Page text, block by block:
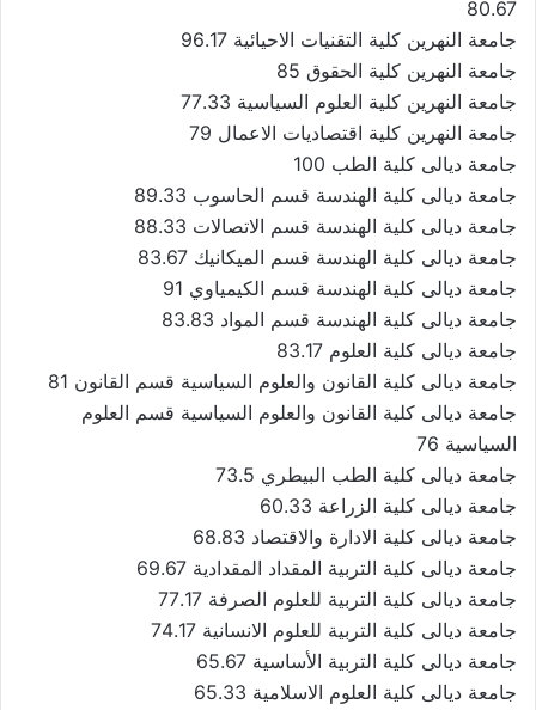
80.67
جامعة النهرين كلية التقنيات الاحيائية 96.17
جامعة النهرين كلية الحقوق 85
جامعة النهرين كلية العلوم السياسية 77.33
جامعة النهرين كلية اقتصاديات الاعمال 79
جامعة ديالى كلية الطب 100
جامعة ديالى كلية الهندسة قسم الحاسوب 89.33
جامعة ديالى كلية الهندسة قسم الاتصالات 88.33
جامعة ديالى كلية الهندسة قسم الميكانيك 83.67
جامعة ديالى كلية الهندسة قسم الكيمياوي 91
جامعة ديالى كلية الهندسة قسم المواد 83.83
جامعة ديالى كلية العلوم 83.17
جامعة ديالى كلية القانون والعلوم السياسية قسم القانون 81
جامعة ديالى كلية القانون والعلوم السياسية قسم العلوم
السياسية 76
جامعة ديالى كلية الطب البيطري 73.5
جامعة ديالى كلية الزراعة 60.33
جامعة ديالى كلية الادارة والاقتصاد 68.83
جامعة ديالى كلية التربية المقداد المقدادية 69.67
جامعة ديالى كلية التربية للعلوم الصرفة 77.17
جامعة ديالى كلية التربية للعلوم الانسانية 74.17
جامعة ديالى كلية التربية الأساسية 65.67
جامعة ديالى كلية العلوم الاسلامية 65.33